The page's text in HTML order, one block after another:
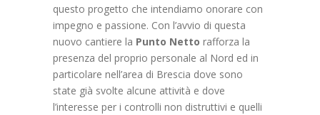
questo progetto che intendiamo onorare con
impegno e passione. Con l’avvio di questa
nuovo cantiere la Punto Netto rafforza la
presenza del proprio personale al Nord ed in
particolare nell’area di Brescia dove sono
state già svolte alcune attività e dove
l’interesse per i controlli non distruttivi e quelli